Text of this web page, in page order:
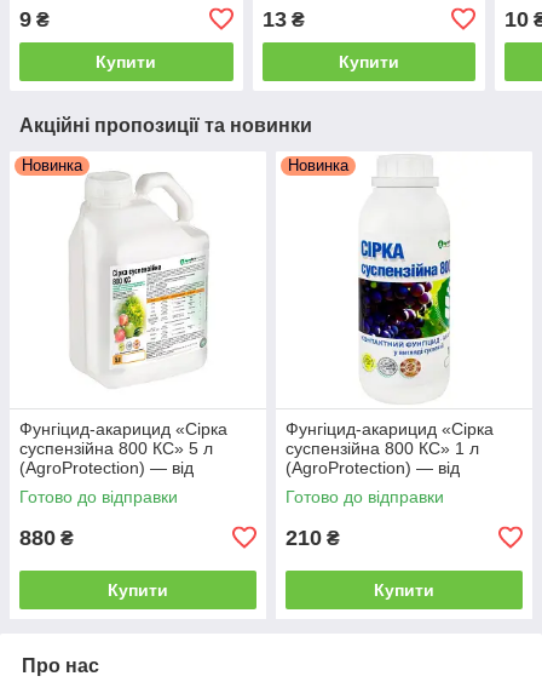
9 ₴
Купити
13₴
Купити
10
Акційні пропозиції та новинки
Новинка
Фунгіцид-акарицид «Сірка
суспензійна 800 КС» 5 л
(AgroProtection) — від
борошнистої роси, оїдіуму та
кліщів
Готово до відправки
880 ₴
Купити
Новинка
Фунгіцид-акарицид «Сірка
суспензійна 800 КС» 1 л
(AgroProtection) — від
борошнистої роси,
Готово до відправки
210 ₴
Купити
Про нас